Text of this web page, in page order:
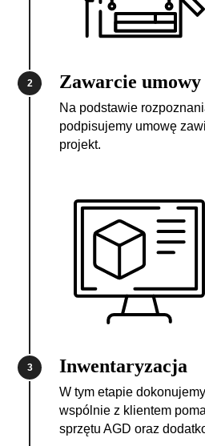
2 Zawarcie
Na podstawie
podpisujemy umowę
projekt.
3 Inwentaryzacja
W tym etapie
wspólnie z klientem
sprzętu AGD oraz